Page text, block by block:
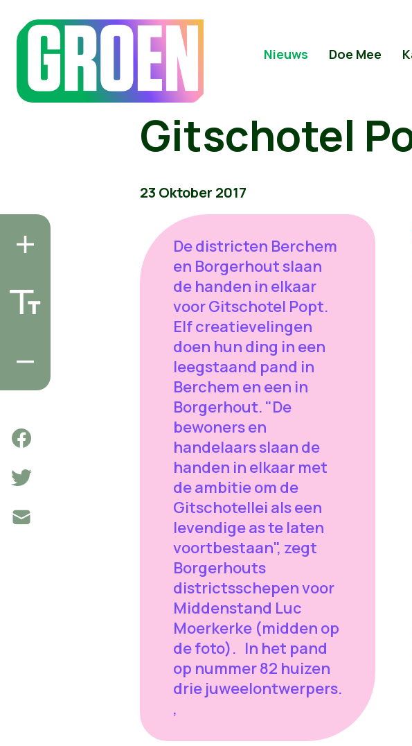
Nieuws Doe Mee
Gitschotel
23 Oktober 2017
De districten Berchem
en Borgerhout slaan
de handen in elkaar
voor Gitschotel Popt.
Elf creatievelingen
doen hun ding in een
leegstaand pand in
Berchem en een in
Borgerhout. "De
bewoners en
handelaars slaan de
handen in elkaar met
de ambitie om de
Gitschotellei als een
levendige as te laten
voortbestaan", zegt
Borgerhouts
districtsschepen voor
Middenstand Luc
Moerkerke (midden op
de foto). In het pand
op nummer 82 huizen
drie juweelontwerpers.
,